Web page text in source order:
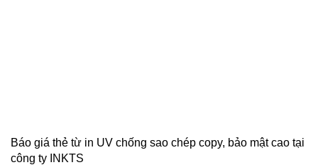
Báo giá thẻ từ in UV chống sao chép copy, bảo mật cao tại
công ty INKTS